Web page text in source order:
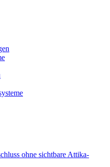
ohne sichtbare Attika-